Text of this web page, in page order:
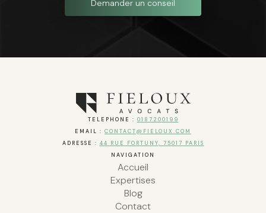
Demander un conseil
TELEPHONE : 0187200199
EMAIL : CONTACT@FIELOUX.COM
ADRESSE : 44 RUE FORTUNY, 75017 PARIS
NAVIGATION
Accueil
Expertises
Blog
Contact